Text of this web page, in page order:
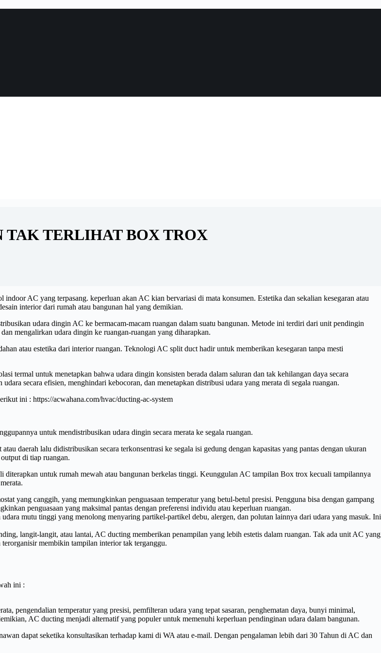
TAK TERLIHAT BOX TROX
AC yang terpasang. keperluan akan AC kian bervariasi di mata konsumen. Estetika dan sekalian kesegaran atau
interior dari rumah atau bangunan hal yang demikian.
udara dingin AC ke bermacam-macam ruangan dalam suatu bangunan. Metode ini terdiri dari unit pendingin
mengalirkan udara dingin ke ruangan-ruangan yang diharapkan.
atau estetika dari interior ruangan. Teknologi AC split duct hadir untuk memberikan kesegaran tanpa mesti
termal untuk menetapkan bahwa udara dingin konsisten berada dalam saluran dan tak kehilangan daya secara
secara efisien, menghindari kebocoran, dan menetapkan distribusi udara yang merata di segala ruangan.
ini : https://acwahana.com/hvac/ducting-ac-system
untuk mendistribusikan udara dingin secara merata ke segala ruangan.
daerah lalu didistribusikan secara terkonsentrasi ke segala isi gedung dengan kapasitas yang pantas dengan ukuran
di tiap ruangan.
untuk rumah mewah atau bangunan berkelas tinggi. Keunggulan AC tampilan Box trox kecuali tampilannya
yang canggih, yang memungkinkan penguasaan temperatur yang betul-betul presisi. Pengguna bisa dengan gampang
penguasaan yang maksimal pantas dengan preferensi individu atau keperluan ruangan.
mutu tinggi yang menolong menyaring partikel-partikel debu, alergen, dan polutan lainnya dari udara yang masuk. Ini
langit-langit, atau lantai, AC ducting memberikan penampilan yang lebih estetis dalam ruangan. Tak ada unit AC yang
membikin tampilan interior tak terganggu.
ini :
pengendalian temperatur yang presisi, pemfilteran udara yang tepat sasaran, penghematan daya, bunyi minimal,
AC ducting menjadi alternatif yang populer untuk memenuhi keperluan pendinginan udara dalam bangunan.
dapat seketika konsultasikan terhadap kami di WA atau e-mail. Dengan pengalaman lebih dari 30 Tahun di AC dan